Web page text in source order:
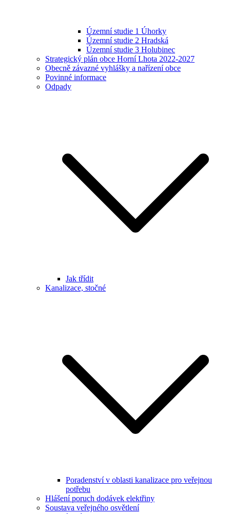
Územní studie 1 Úhorky
Územní studie 2 Hradská
Územní studie 3 Holubinec
Strategický plán obce Horní Lhota 2022-2027
Obecně závazné vyhlášky a nařízení obce
Povinné informace
Odpady
Jak třídit
Kanalizace, stočné
Poradenství v oblasti kanalizace pro veřejnou
potřebu
Hlášení poruch dodávek elektřiny
Soustava veřejného osvětlení